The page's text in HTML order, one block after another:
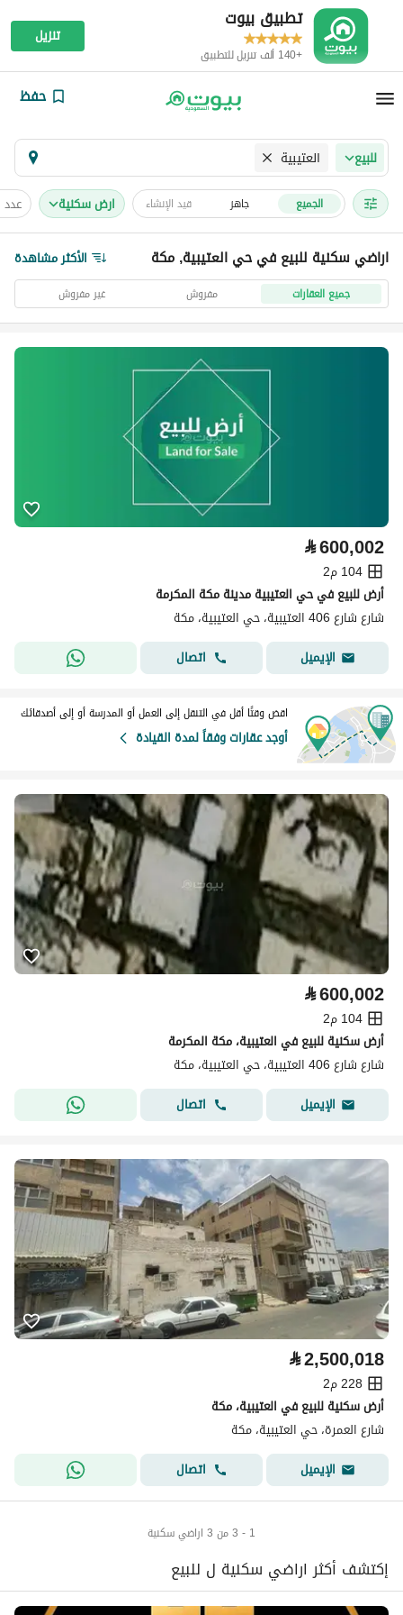
تطبيق بيوت
+140 ألف تنزيل للتطبيق
تنزيل
حفظ
للبيع العتيبية
الجميع جاهز قيد الإنشاء ارض سكنية
اراضي سكنية للبيع في حي العتيبية, مكة الأكثر مشاهدة
جميع العقارات مفروش غير مفروش
⃁600,002
104 م2
أرض للبيع في حي العتيبية مدينة مكة المكرمة
شارع شارع 406 العتيبية، حي العتيبية، مكة
الإيميل
اتصال
اقض وقتًا أقل في التنقل إلى العمل أو المدرسة أو إلى أصدقائك
أوجد عقارات وفقاً لمدة القيادة
⃁600,002
104 م2
أرض سكنية للبيع في العتيبية، مكة المكرمة
شارع شارع 406 العتيبية، حي العتيبية، مكة
الإيميل
اتصال
⃁2,500,018
228 م2
أرض سكنية للبيع في العتيبية، مكة
شارع العمرة، حي العتيبية، مكة
الإيميل
اتصال
1 - 3 من 3 اراضي سكنية
إكتشف أكثر اراضي سكنية ل للبيع